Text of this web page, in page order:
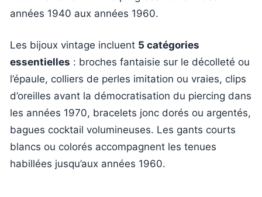
années 1940 aux années 1960.
Les bijoux vintage incluent 5 catégories
essentielles : broches fantaisie sur le décolleté ou
l’épaule, colliers de perles imitation ou vraies, clips
d’oreilles avant la démocratisation du piercing dans
les années 1970, bracelets jonc dorés ou argentés,
bagues cocktail volumineuses. Les gants courts
blancs ou colorés accompagnent les tenues
habillées jusqu’aux années 1960.